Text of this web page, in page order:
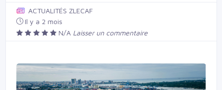
ACTUALITÉS ZLECAF
Il y a 2 mois
N/A Laisser un commentaire